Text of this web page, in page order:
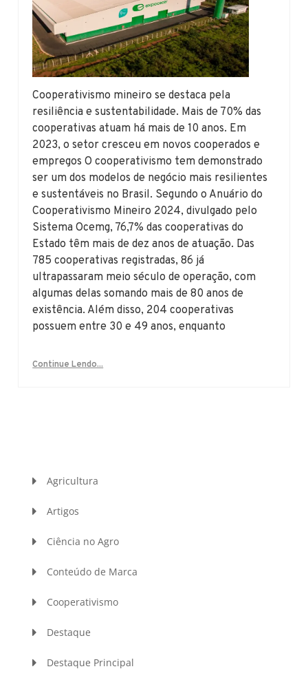
Cooperativismo mineiro se destaca pela
resiliência e sustentabilidade. Mais de 70% das
cooperativas atuam há mais de 10 anos. Em
2023, o setor cresceu em novos cooperados e
empregos O cooperativismo tem demonstrado
ser um dos modelos de negócio mais resilientes
e sustentáveis no Brasil. Segundo o Anuário do
Cooperativismo Mineiro 2024, divulgado pelo
Sistema Ocemg, 76,7% das cooperativas do
Estado têm mais de dez anos de atuação. Das
785 cooperativas registradas, 86 já
ultrapassaram meio século de operação, com
algumas delas somando mais de 80 anos de
existência. Além disso, 204 cooperativas
possuem entre 30 e 49 anos, enquanto
Continue Lendo...
Agricultura
Artigos
Ciência no Agro
Conteúdo de Marca
Cooperativismo
Destaque
Destaque Principal